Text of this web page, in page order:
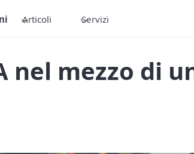
Articoli Servizi
nel mezzo di